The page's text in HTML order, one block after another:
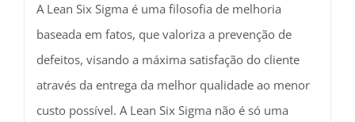
A Lean Six Sigma é uma filosofia de melhoria
baseada em fatos, que valoriza a prevenção de
defeitos, visando a máxima satisfação do cliente
através da entrega da melhor qualidade ao menor
custo possível. A Lean Six Sigma não é só uma